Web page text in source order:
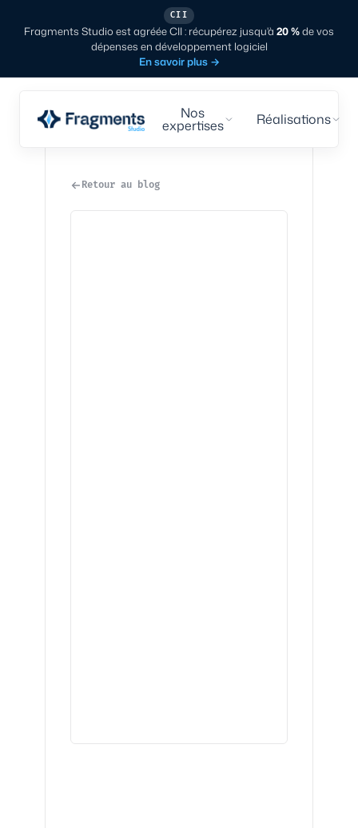
CII
Fragments Studio est agréée CII : récupérez jusqu'à 20 %de vos
dépenses en développement logiciel
En savoir plus →
Nos
expertises Réalisations
Retour au blog